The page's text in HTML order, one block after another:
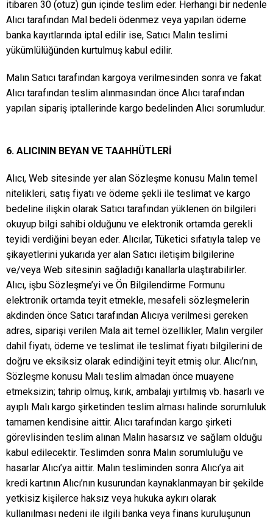
itibaren 30 (otuz) gün içinde teslim eder. Herhangi bir nedenle
Alıcı tarafından Mal bedeli ödenmez veya yapılan ödeme
banka kayıtlarında iptal edilir ise, Satıcı Malın teslimi
yükümlülüğünden kurtulmuş kabul edilir.
Malın Satıcı tarafından kargoya verilmesinden sonra ve fakat
Alıcı tarafından teslim alınmasından önce Alıcı tarafından
yapılan sipariş iptallerinde kargo bedelinden Alıcı sorumludur.
6. ALICININ BEYAN VE TAAHHÜTLERİ
Alıcı, Web sitesinde yer alan Sözleşme konusu Malın temel
nitelikleri, satış fiyatı ve ödeme şekli ile teslimat ve kargo
bedeline ilişkin olarak Satıcı tarafından yüklenen ön bilgileri
okuyup bilgi sahibi olduğunu ve elektronik ortamda gerekli
teyidi verdiğini beyan eder. Alıcılar, Tüketici sıfatıyla talep ve
şikayetlerini yukarıda yer alan Satıcı iletişim bilgilerine
ve/veya Web sitesinin sağladığı kanallarla ulaştırabilirler.
Alıcı, işbu Sözleşme’yi ve Ön Bilgilendirme Formunu
elektronik ortamda teyit etmekle, mesafeli sözleşmelerin
akdinden önce Satıcı tarafından Alıcıya verilmesi gereken
adres, siparişi verilen Mala ait temel özellikler, Malın vergiler
dahil fiyatı, ödeme ve teslimat ile teslimat fiyatı bilgilerini de
doğru ve eksiksiz olarak edindiğini teyit etmiş olur. Alıcı’nın,
Sözleşme konusu Malı teslim almadan önce muayene
etmeksizin; tahrip olmuş, kırık, ambalajı yırtılmış vb. hasarlı ve
ayıplı Malı kargo şirketinden teslim alması halinde sorumluluk
tamamen kendisine aittir. Alıcı tarafından kargo şirketi
görevlisinden teslim alınan Malın hasarsız ve sağlam olduğu
kabul edilecektir. Teslimden sonra Malın sorumluluğu ve
hasarlar Alıcı’ya aittir. Malın tesliminden sonra Alıcı’ya ait
kredi kartının Alıcı’nın kusurundan kaynaklanmayan bir şekilde
yetkisiz kişilerce haksız veya hukuka aykırı olarak
kullanılması nedeni ile ilgili banka veya finans kuruluşunun